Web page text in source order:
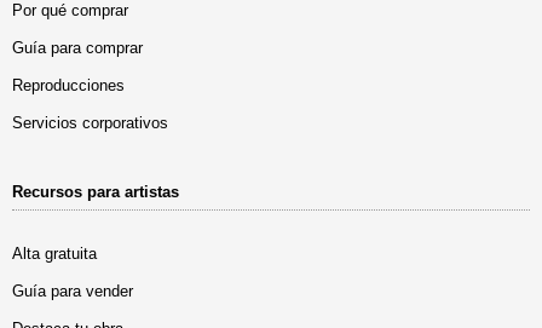
Por qué comprar
Guía para comprar
Reproducciones
Servicios corporativos
Recursos para artistas
Alta gratuita
Guía para vender